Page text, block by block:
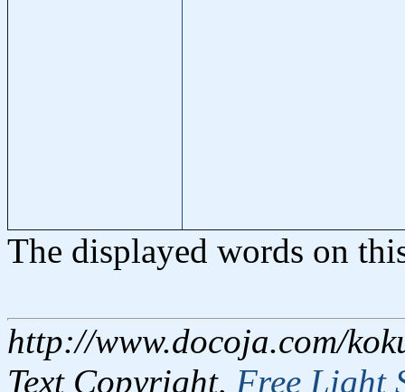
The displayed words on
http://www.docoja.com/
Text Copyright, Free Light